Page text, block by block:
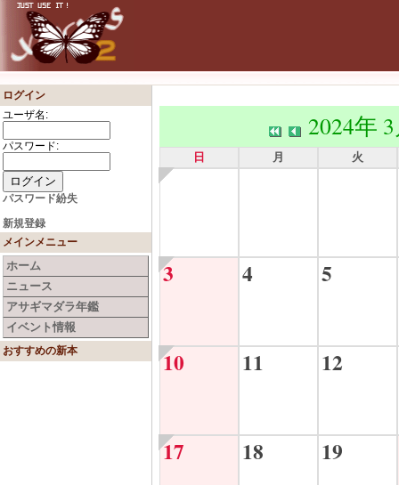
ログイン
ユーザ名:
パスワード:
パスワード紛失
新規登録
メインメニュー
ホーム
ニュース
アサギマダラ年鑑
イベント情報
おすすめの新本
2024年
日 月 火
3 4 5
10 11 12
17 18 19